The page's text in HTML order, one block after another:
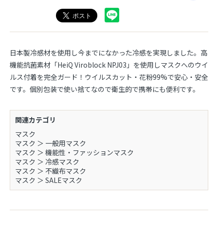
日本製冷感材を使用し今までになかった冷感を実現しました。高
機能抗菌素材「HeiQ Viroblock NPJ03」を使用しマスクへのウイ
ルス付着を完全ガード！ウイルスカット・花粉99%で安心・安全
です。個別包装で使い捨てなので衛生的で携帯にも便利です。
関連カテゴリ
マスク
マスク ＞ 一般用マスク
マスク ＞ 機能性・ファッションマスク
マスク ＞ 冷感マスク
マスク ＞ 不織布マスク
マスク ＞ SALEマスク